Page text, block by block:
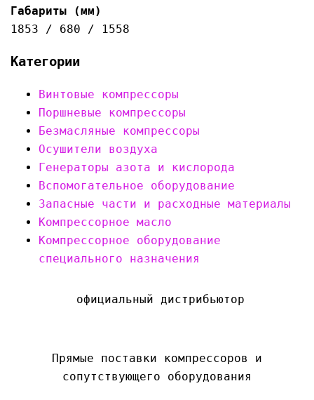
Габариты (мм)
1853 / 680 / 1558
Категории
Винтовые компрессоры
Поршневые компрессоры
Безмасляные компрессоры
Осушители воздуха
Генераторы азота и кислорода
Вспомогательное оборудование
Запасные части и расходные материалы
Компрессорное масло
Компрессорное оборудование
специального назначения
официальный дистрибьютор
Прямые поставки компрессоров и
сопутствующего оборудования